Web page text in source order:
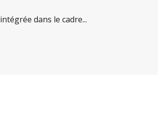
dans le cadre...